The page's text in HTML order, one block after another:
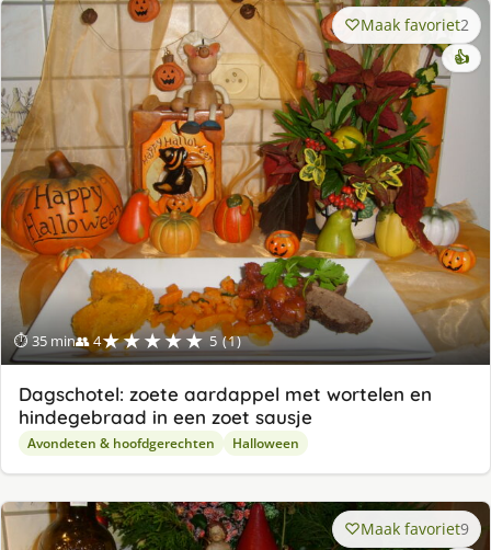
⏱ 35 min👥 4★★★★★ 5 (1)
Maak favoriet2
👍
Dagschotel: zoete aardappel met wortelen en
hindegebraad in een zoet sausje
Avondeten & hoofdgerechten Halloween
Maak favoriet9